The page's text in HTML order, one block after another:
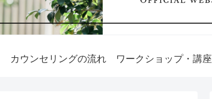
カウンセリングの流れ ワークショップ・講座